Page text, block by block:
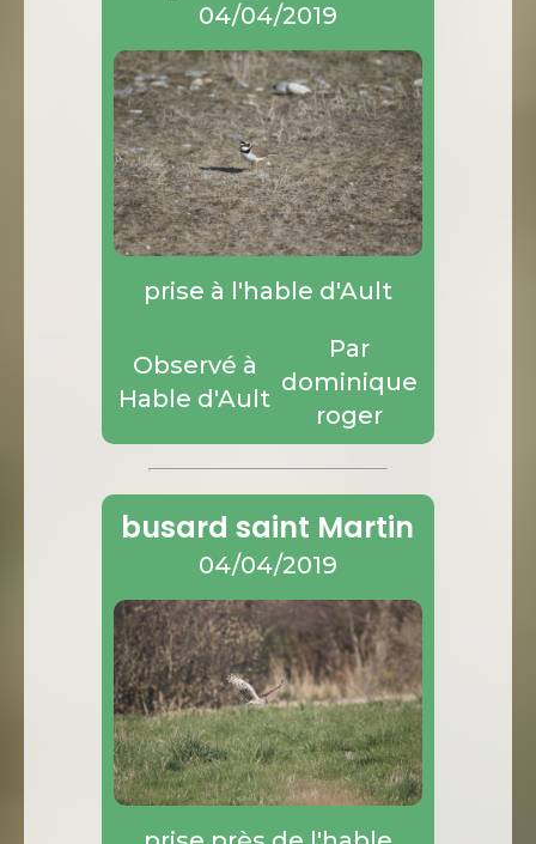
04/04/2019
prise à l'hable d'Ault
Observé à
Hable d'Ault
Par
dominique
roger
busard saint Martin
04/04/2019